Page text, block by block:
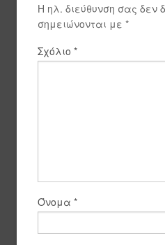
Η ηλ. διεύθυνση σας δεν
σημειώνονται με *
Σχόλιο *
Όνομα *